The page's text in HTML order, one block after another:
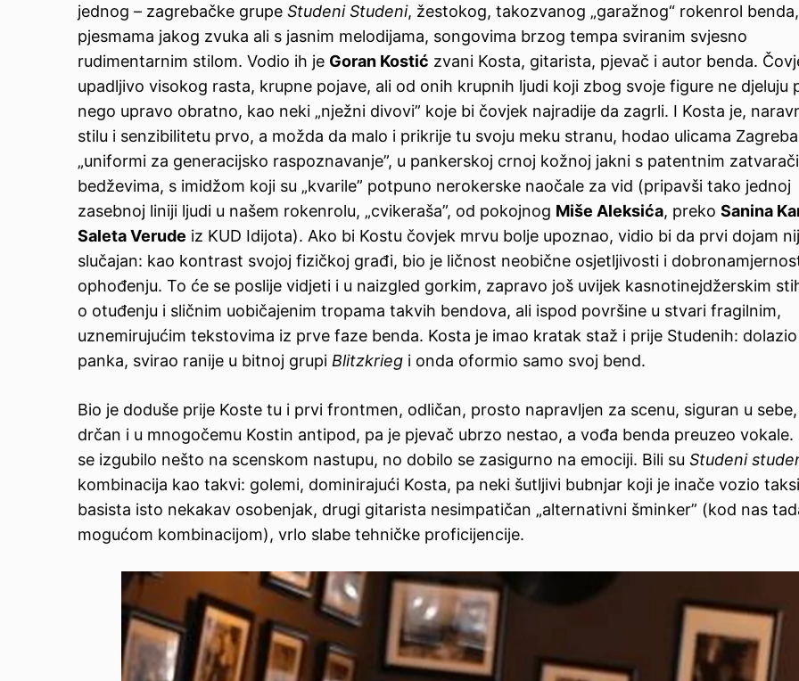
jednog – zagrebačke grupe Studeni Studeni, žestokog, takozvanog „garažnog“ rokenrol
pjesmama jakog zvuka ali s jasnim melodijama, songovima brzog tempa sviranim svjesno
rudimentarnim stilom. Vodio ih je Goran Kostić zvani Kosta, gitarista, pjevač i autor benda.
upadljivo visokog rasta, krupne pojave, ali od onih krupnih ljudi koji zbog svoje figure ne djeluju
nego upravo obratno, kao neki „nježni divovi” koje bi čovjek najradije da zagrli. I Kosta je,
stilu i senzibilitetu prvo, a možda da malo i prikrije tu svoju meku stranu, hodao ulicama
„uniformi za generacijsko raspoznavanje”, u pankerskoj crnoj kožnoj jakni s patentnim
bedževima, s imidžom koji su „kvarile” potpuno nerokerske naočale za vid (pripavši tako jednoj
zasebnoj liniji ljudi u našem rokenrolu, „cvikeraša”, od pokojnog Miše Aleksića, preko Sanina
Saleta Verude iz KUD Idijota). Ako bi Kostu čovjek mrvu bolje upoznao, vidio bi da prvi dojam
slučajan: kao kontrast svojoj fizičkoj građi, bio je ličnost neobične osjetljivosti i
ophođenju. To će se poslije vidjeti i u naizgled gorkim, zapravo još uvijek kasnotinejdžerskim
o otuđenju i sličnim uobičajenim tropama takvih bendova, ali ispod površine u stvari fragilnim,
uznemirujućim tekstovima iz prve faze benda. Kosta je imao kratak staž i prije Studenih:
panka, svirao ranije u bitnoj grupi Blitzkrieg i onda oformio samo svoj bend.
Bio je doduše prije Koste tu i prvi frontmen, odličan, prosto napravljen za scenu, siguran u
drčan i u mnogočemu Kostin antipod, pa je pjevač ubrzo nestao, a vođa benda preuzeo vokale.
se izgubilo nešto na scenskom nastupu, no dobilo se zasigurno na emociji. Bili su Studeni
kombinacija kao takvi: golemi, dominirajući Kosta, pa neki šutljivi bubnjar koji je inače vozio
basista isto nekakav osobenjak, drugi gitarista nesimpatičan „alternativni šminker” (kod nas
mogućom kombinacijom), vrlo slabe tehničke proficijencije.